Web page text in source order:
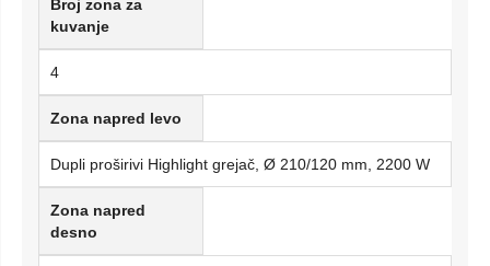
Broj zona za
kuvanje
4
Zona napred levo
Dupli proširivi Highlight grejač, Ø 210/120 mm, 2200 W
Zona napred
desno